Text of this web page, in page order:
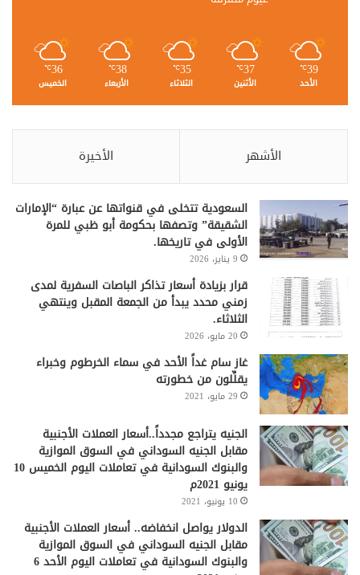
39
℃
الأحد
37
℃
الأثنين
35
℃
الثلاثاء
38
℃
الأربعاء
36
℃
الخميس
الأشهر الأخيرة
السعودية تتخلى في قنواتها عن عبارة “الإمارات
الشقيقة” وتصفها بحكومة أبو ظبي للمرة
الأولى في تاريخها.
9 يناير، 2026
قرار بزيادة أسعار تذاكر الباصات السفرية لمدى
زمني محدد يبدأ من الجمعة المقبل وينتهي
الثلاثاء.
20 مايو، 2026
غاز سام غداً الأحد في سماء الخرطوم وخبراء
يقلِّلون من خطورته
29 مايو، 2021
الجنيه يتراجع مجدداً..أسعار العملات الأجنبية
مقابل الجنيه السوداني في السوق الموازية
والبنوك السودانية في تعاملات اليوم الخميس 10
يونيو 2021م
10 يونيو، 2021
الدولار يواصل انخفاضه.. أسعار العملات الأجنبية
مقابل الجنيه السوداني في السوق الموازية
والبنوك السودانية في تعاملات اليوم الأحد 6